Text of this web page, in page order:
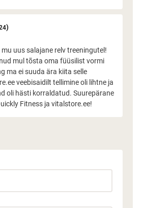
)
uus salajane relv treeningutel!
mul tõsta oma füüsilist vormi
ma ei suuda ära kiita selle
veebisaidilt tellimine oli lihtne ja
oli hästi korraldatud. Suurepärane
Fitness ja vitalstore.ee!